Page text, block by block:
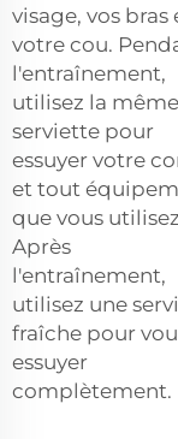
visage, vos bras
votre cou.
l'entraînement,
utilisez la même
serviette pour
essuyer votre
et tout
que vous
Après
l'entraînement,
utilisez une
fraîche pour
essuyer
complètement.